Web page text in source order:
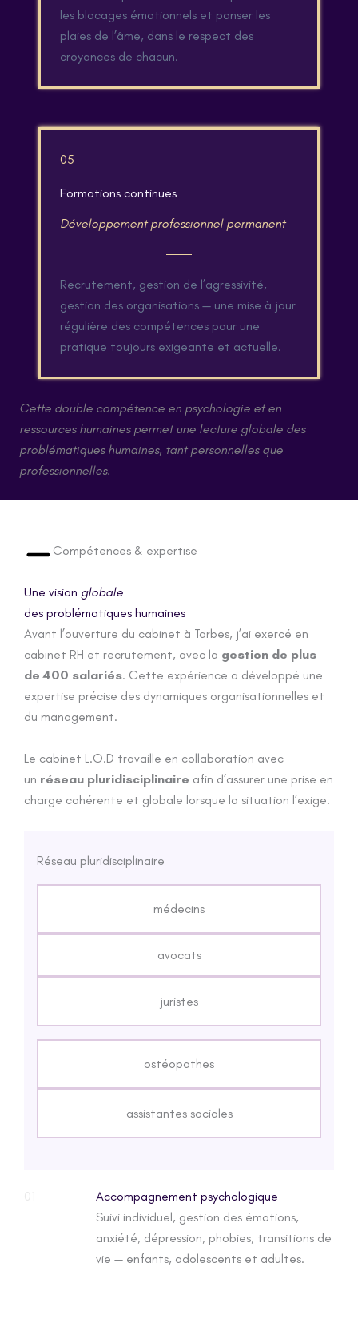
les blocages émotionnels et panser les
plaies de l’âme, dans le respect des
croyances de chacun.
05
Formations continues
Développement professionnel permanent
Recrutement, gestion de l’agressivité,
gestion des organisations — une mise à jour
régulière des compétences pour une
pratique toujours exigeante et actuelle.
Cette double compétence en psychologie et en
ressources humaines permet une lecture globale des
problématiques humaines, tant personnelles que
professionnelles.
Compétences & expertise
Une vision globale
des problématiques humaines
Avant l’ouverture du cabinet à Tarbes, j’ai exercé en
cabinet RH et recrutement, avec la gestion de plus
de 400 salariés. Cette expérience a développé une
expertise précise des dynamiques organisationnelles et
du management.
Le cabinet L.O.D travaille en collaboration avec
un réseau pluridisciplinaire afin d’assurer une prise en
charge cohérente et globale lorsque la situation l’exige.
Réseau pluridisciplinaire
médecins
avocats
juristes
ostéopathes
assistantes sociales
Accompagnement psychologique
Suivi individuel, gestion des émotions,
anxiété, dépression, phobies, transitions de
vie — enfants, adolescents et adultes.